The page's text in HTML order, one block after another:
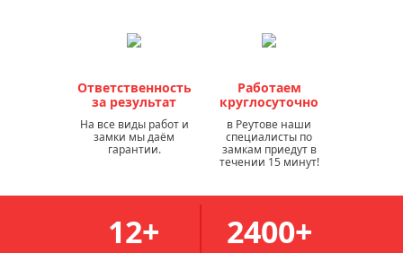
Ответственность
за результат
На все виды работ и
замки мы даём
гарантии.
Работаем
круглосуточно
в Реутове наши
специалисты по
замкам приедут в
течении 15 минут!
12+ 2400+